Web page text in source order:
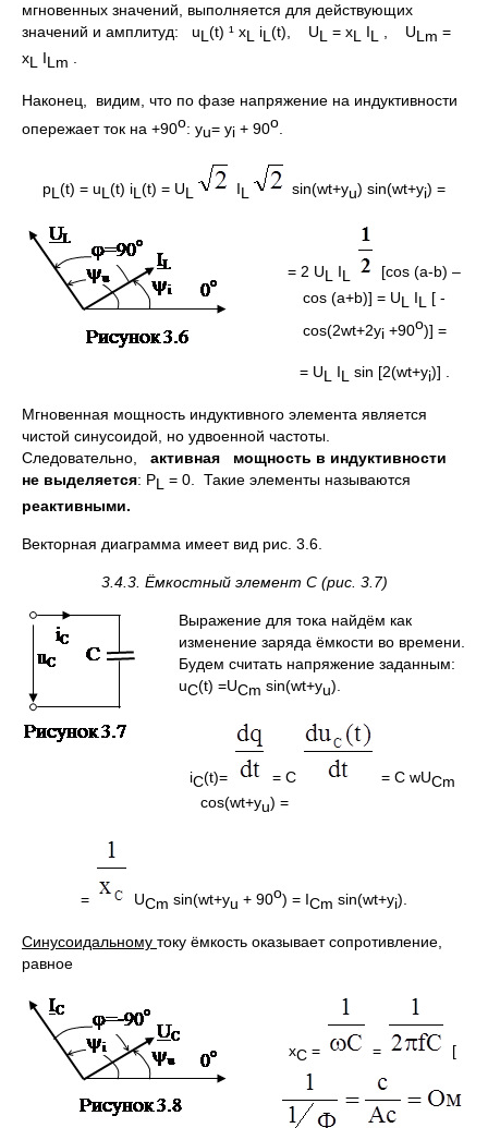
мгновенных значений, выполняется для действующих
значений и амплитуд: uL (t) ¹ xL iL (t), UL = xL IL , ULm =
xL ILm
Наконец, видим, что по фазе напряжение на индуктивности
опережает ток на +90о: yu= yi + 90o
pL (t) = uL (t) iL (t) = UL IL sin(wt+yu) sin(wt+yi) =
= 2 UL IL
[cos (a-b) –
cos (a+b)] = UL IL
[ -
cos(2wt+2yi+90o)] =
= UL IL sin [2(wt+yi)] .
Мгновенная мощность индуктивного элемента является
чистой синусоидой, но удвоенной частоты.
Следовательно, активная мощность в индуктивности
не выделяется: PL = 0. Такие элементы называются
реактивными.
Векторная диаграмма имеет вид рис. 3.6.
3.4.3. Ёмкостный элемент C(рис. 3.7)
Выражение для тока найдём как
изменение заряда ёмкости во времени.
Будем считать напряжение заданным:
uС(t) =UCm sin(wt+yu).
iC(t)= = C = C wUCm
cos(wt+yu) =
= UCm sin(wt+yu + 90o) = ICm sin(wt+yi).
Синусоидальному току ёмкость оказывает сопротивление,
равное
xC = = [